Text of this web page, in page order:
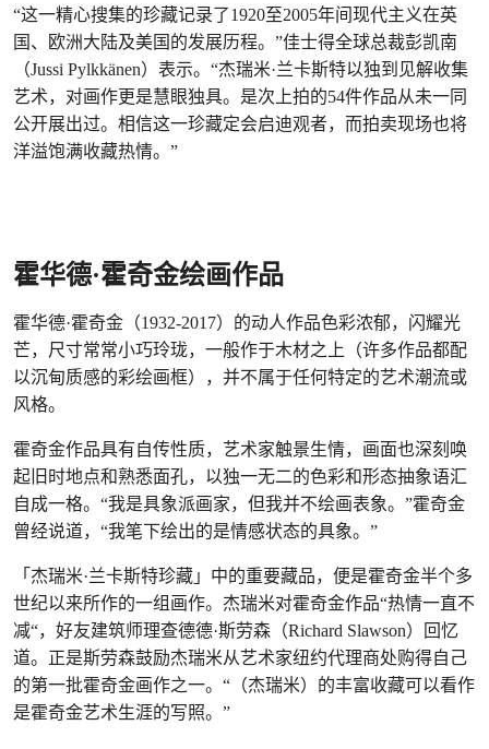
“这一精心搜集的珍藏记录了1920至2005年间现代主义在英
国、欧洲大陆及美国的发展历程。”佳士得全球总裁彭凯南
（Jussi Pylkkänen）表示。“杰瑞米·兰卡斯特以独到见解收集
艺术，对画作更是慧眼独具。是次上拍的54件作品从未一同
公开展出过。相信这一珍藏定会启迪观者，而拍卖现场也将
洋溢饱满收藏热情。”
霍华德·霍奇金绘画作品
霍华德·霍奇金（1932-2017）的动人作品色彩浓郁，闪耀光
芒，尺寸常常小巧玲珑，一般作于木材之上（许多作品都配
以沉甸质感的彩绘画框），并不属于任何特定的艺术潮流或
风格。
霍奇金作品具有自传性质，艺术家触景生情，画面也深刻唤
起旧时地点和熟悉面孔，以独一无二的色彩和形态抽象语汇
自成一格。“我是具象派画家，但我并不绘画表象。”霍奇金
曾经说道，“我笔下绘出的是情感状态的具象。”
「杰瑞米·兰卡斯特珍藏」中的重要藏品，便是霍奇金半个多
世纪以来所作的一组画作。杰瑞米对霍奇金作品“热情一直不
减“，好友建筑师理查德德·斯劳森（Richard Slawson）回忆
道。正是斯劳森鼓励杰瑞米从艺术家纽约代理商处购得自己
的第一批霍奇金画作之一。“（杰瑞米）的丰富收藏可以看作
是霍奇金艺术生涯的写照。”